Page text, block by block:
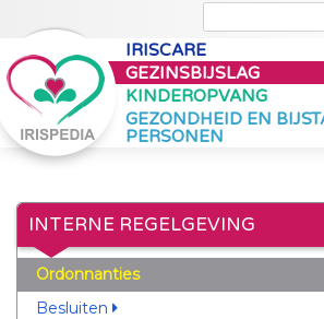
IRISCARE
GEZINSBIJSLAG
KINDEROPVANG
GEZONDHEID EN
PERSONEN
INTERNE REGELGEVING
Ordonnanties
Besluiten